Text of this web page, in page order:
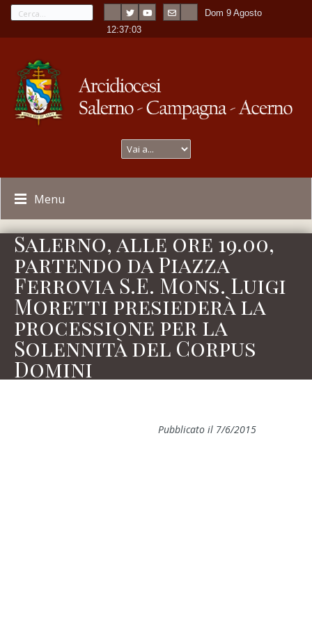
Dom 9 Agosto
12:37:03
Menu
Salerno, alle ore 19.00,
partendo da Piazza
Ferrovia S.E. Mons. Luigi
Moretti presiederà la
processione per la
Solennità del Corpus
Domini
Pubblicato il 7/6/2015